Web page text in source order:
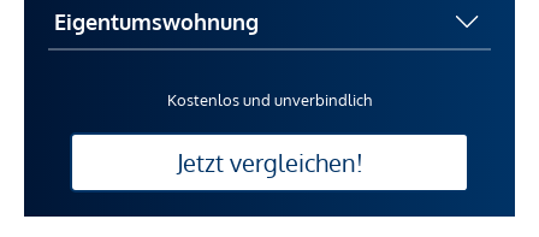
Kostenlos und unverbindlich
Jetzt vergleichen!